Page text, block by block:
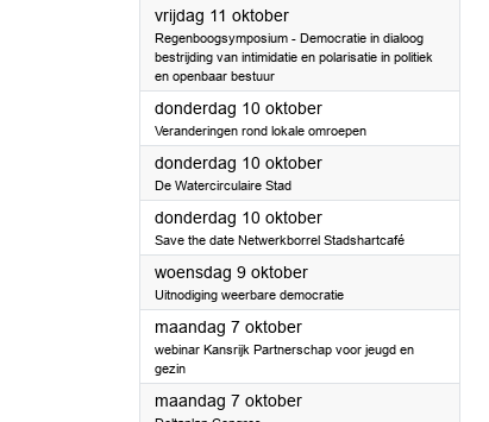
vrijdag 11 oktober2024
Regenboogsymposium - Democratie in dialoog
bestrijding van intimidatie en polarisatie in politiek
en openbaar bestuur
donderdag 10 oktober2024
Veranderingen rond lokale omroepen
donderdag 10 oktober2024
De Watercirculaire Stad
donderdag 10 oktober2024
Save the date Netwerkborrel Stadshartcafé
woensdag 9 oktober2024
Uitnodiging weerbare democratie
maandag 7 oktober2024
webinar Kansrijk Partnerschap voor jeugd en
gezin
maandag 7 oktober2024